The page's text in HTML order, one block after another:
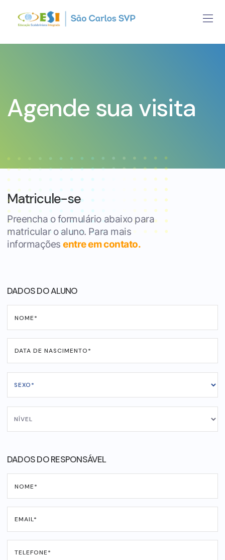
Agende sua visita
Matricule-se
Preencha o formulário abaixo para
matricular o aluno. Para mais
informaçõesentre em contato.
DADOS DO ALUNO
DADOS DO RESPONSÁVEL